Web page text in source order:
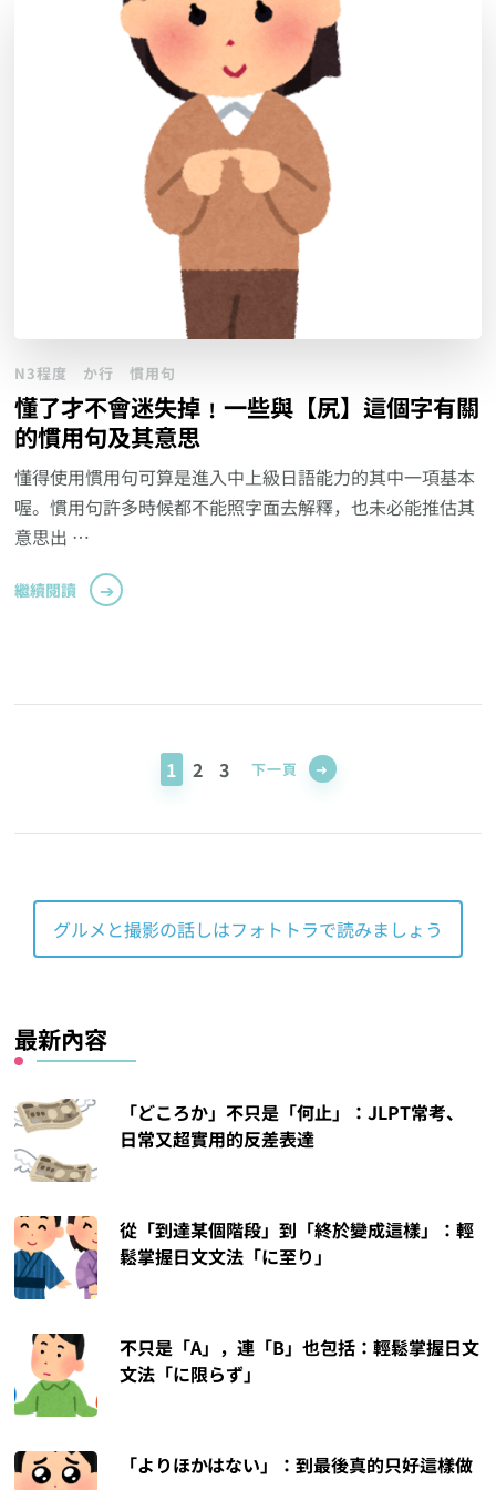
N3程度 か行 慣用句
懂了才不會迷失掉﹗一些與【尻】這個字有關
的慣用句及其意思
懂得使用慣用句可算是進入中上級日語能力的其中一項基本
喔。慣用句許多時候都不能照字面去解釋，也未必能推估其
意思出 …
繼續閱讀
pagination
頁
1
頁
2
頁
3 下一頁
グルメと撮影の話しはフォトトラで読みましょう
最新內容
「どころか」不只是「何止」：JLPT常考、
日常又超實用的反差表達
從「到達某個階段」到「終於變成這樣」：輕
鬆掌握日文文法「に至り」
不只是「A」，連「B」也包括：輕鬆掌握日文
文法「に限らず」
「よりほかはない」：到最後真的只好這樣做